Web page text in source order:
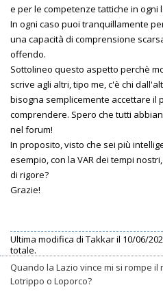
e per le competenze tattiche in ogni
In ogni caso puoi tranquillamente
una capacità di comprensione
offendo.
Sottolineo questo aspetto perchè
scrive agli altri, tipo me, c'è chi
bisogna semplicemente accettare il
comprendere. Spero che tutti
nel forum!
In proposito, visto che sei più
esempio, con la VAR dei tempi
di rigore?
Grazie!
Ultima modifica di Takkaril 10/06/
totale.
Quando la Lazio vince mi si rompe il
Lotrippo o Loporco?